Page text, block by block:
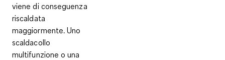
viene di conseguenza
riscaldata
maggiormente. Uno
scaldacollo
multifunzione o una